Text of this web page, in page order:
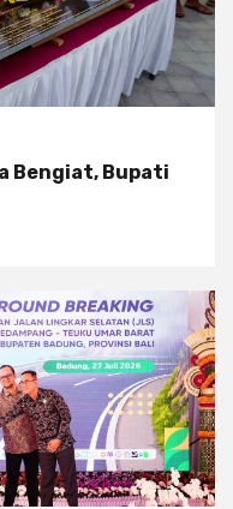
Bengiat, Bupati